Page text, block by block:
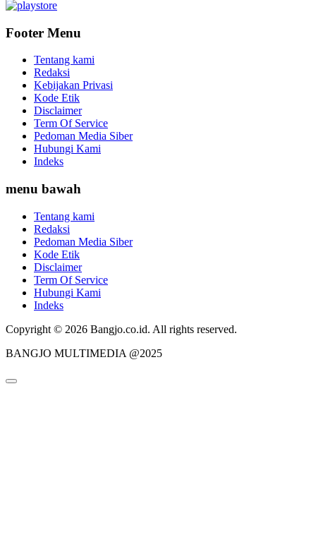
Footer Menu
Tentang kami
Redaksi
Kebijakan Privasi
Kode Etik
Disclaimer
Term Of Service
Pedoman Media Siber
Hubungi Kami
Indeks
menu bawah
Tentang kami
Redaksi
Pedoman Media Siber
Kode Etik
Disclaimer
Term Of Service
Hubungi Kami
Indeks
Copyright © 2026 Bangjo.co.id. All rights reserved.
BANGJO MULTIMEDIA @2025